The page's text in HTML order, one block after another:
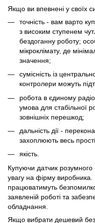
Якщо ви впевнені у своїх
точність - вам варто
з високим ступенем
бездоганну роботу;
мікроклімату, де
значення;
сумісність із
контролери можуть
робота в єдиному
умова для стабільної
зовнішніх перешкод;
дальність дії -
захоплюють весь
якість.
Купуючи датчик розумного
увагу на фірму
працюватимуть
заявленій роботі та
обладнання.
Якщо вибрати дешевий